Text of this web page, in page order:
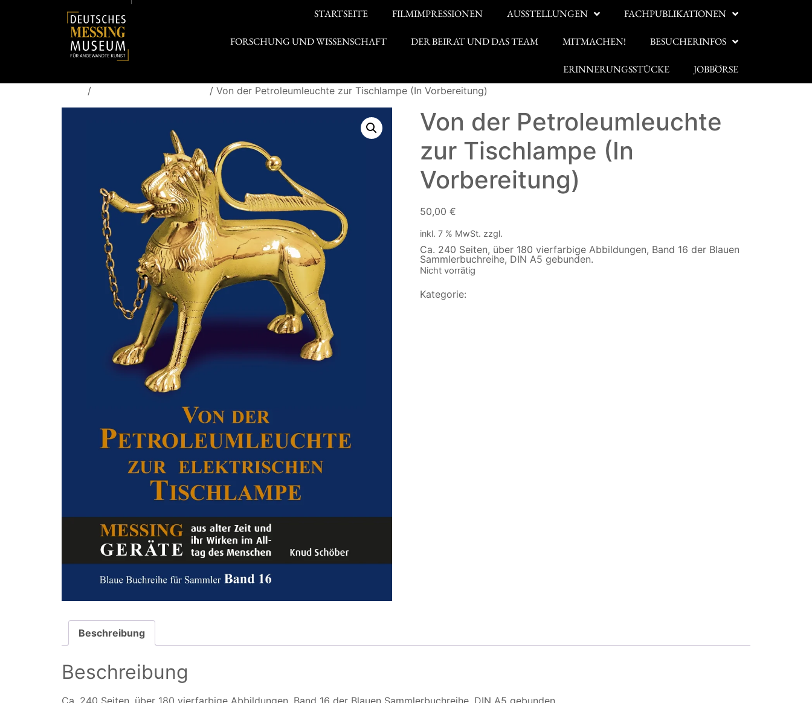
STARTSEITE FILMIMPRESSIONEN AUSSTELLUNGEN FACHPUBLIKATIONEN
FORSCHUNG UND WISSENSCHAFT DER BEIRAT UND DAS TEAM MITMACHEN! BESUCHERINFOS
ERINNERUNGSSTÜCKE JOBBÖRSE
/ / Von der Petroleumleuchte zur Tischlampe (In Vorbereitung)
Von der Petroleumleuchte
zur Tischlampe (In
Vorbereitung)
50,00 €
inkl. 7 % MwSt. zzgl.
Ca. 240 Seiten, über 180 vierfarbige Abbildungen, Band 16 der Blauen
Sammlerbuchreihe, DIN A5 gebunden.
Nicht vorrätig
Kategorie:
Beschreibung
Beschreibung